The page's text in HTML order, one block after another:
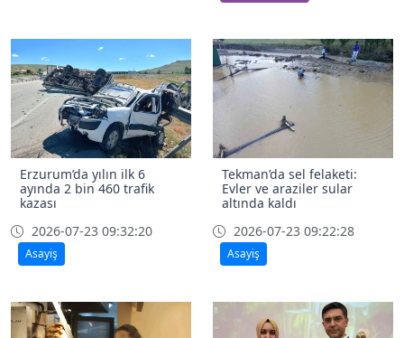
Erzurum’da yılın ilk 6
ayında 2 bin 460 trafik
kazası
2026-07-23 09:32:20
Asayiş
Tekman’da sel felaketi:
Evler ve araziler sular
altında kaldı
2026-07-23 09:22:28
Asayiş